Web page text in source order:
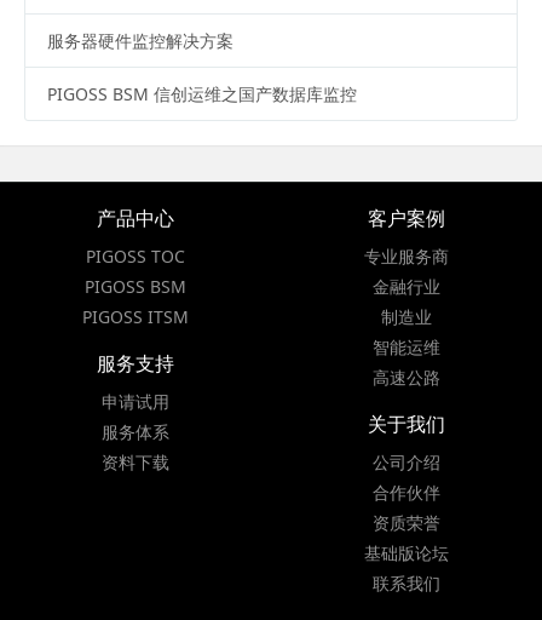
服务器硬件监控解决方案
PIGOSS BSM 信创运维之国产数据库监控
产品中心
PIGOSS TOC
PIGOSS BSM
PIGOSS ITSM
客户案例
专业服务商
金融行业
制造业
智能运维
高速公路
服务支持
申请试用
服务体系
资料下载
关于我们
公司介绍
合作伙伴
资质荣誉
基础版论坛
联系我们